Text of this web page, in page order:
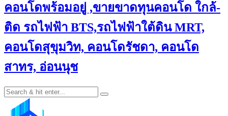
คอนโดพร้อมอยู่ ,ขายขาดทุนคอนโด ใกล้-
ติด รถไฟฟ้า BTS,รถไฟฟ้าใต้ดิน MRT,
คอนโดสุขุมวิท, คอนโดรัชดา, คอนโด
สาทร, อ่อนนุช